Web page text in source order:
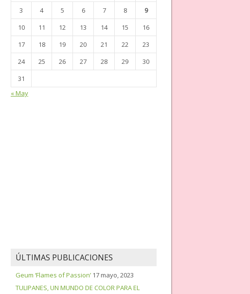
3
4 5 6 7 8
9
10
11 12 13 14 15
16
17
18 19 20 21 22
23
24
25 26 27 28 29
30
31
« May
ÚLTIMAS PUBLICACIONES
Geum ‘Flames of Passion’ 17 mayo, 2023
TULIPANES, UN MUNDO DE COLOR PARA EL